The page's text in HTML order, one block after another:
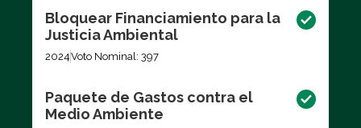
Bloquear Financiamiento para la
Justicia Ambiental
2024Voto Nominal: 397
Paquete de Gastos contra el
Medio Ambiente